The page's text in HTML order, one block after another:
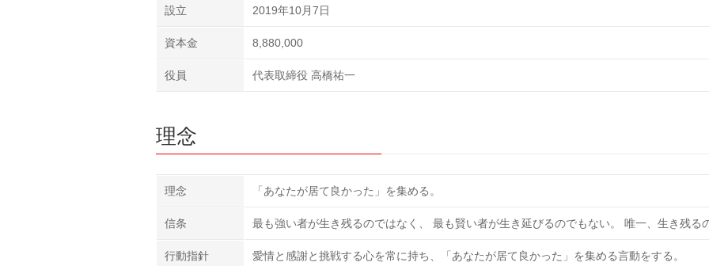
設立 2019年10月7日
資本金 8,880,000
役員 代表取締役 高橋祐一
理念
理念 「あなたが居て良かった」を集める。
信条 最も強い者が生き残るのではなく、 最も賢い者が生き延びるのでもない。 唯一、生き残る
行動指針 愛情と感謝と挑戦する心を常に持ち、「あなたが居て良かった」を集める言動をする。